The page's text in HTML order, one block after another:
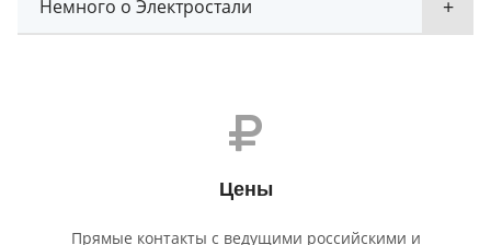
Немного о Электростали
Цены
Прямые контакты с ведущими российскими и